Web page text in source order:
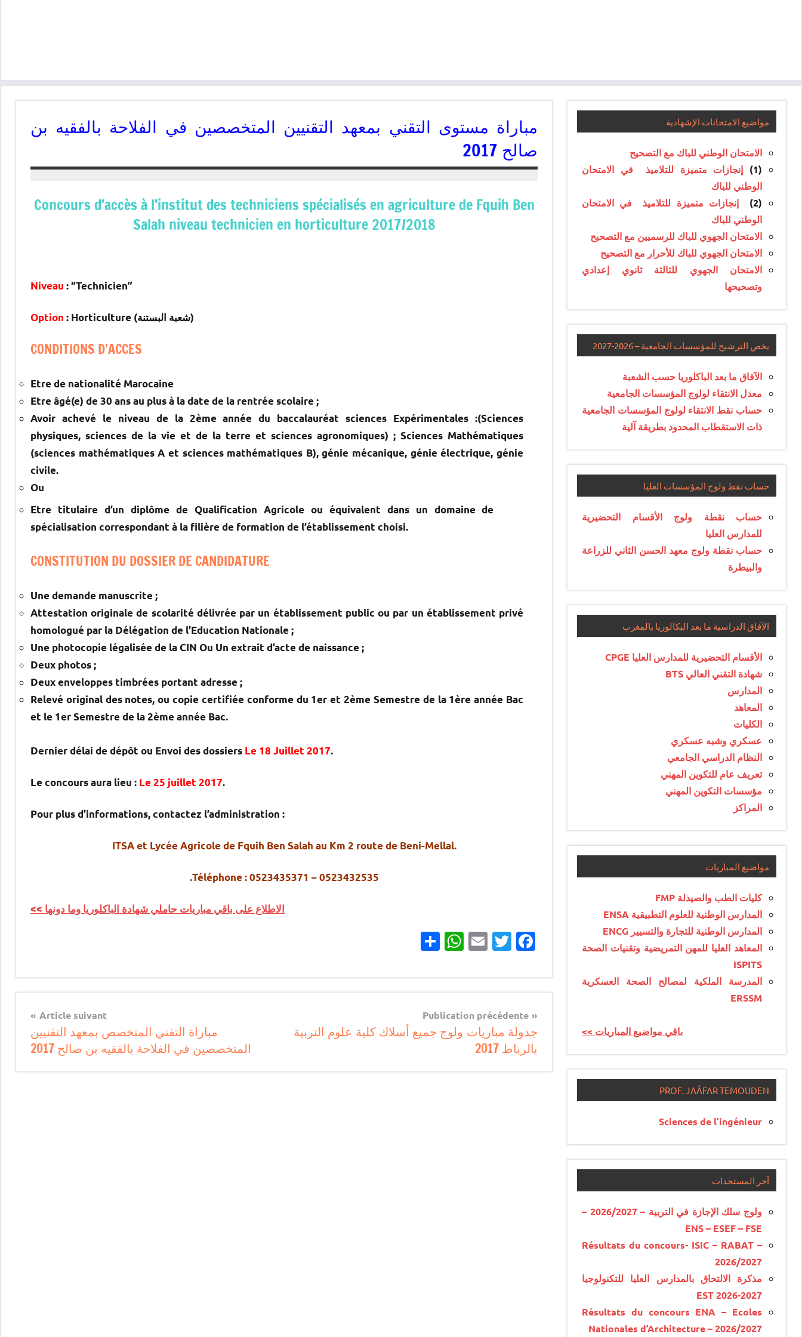
مباراة مستوى التقني بمعهد التقنيين المتخصصين في الفلاحة بالفقيه بن
صالح 2017
Concours d’accès à l’institut des techniciens spécialisés en agriculture de Fquih Ben
Salah niveau technicien en horticulture 2017/2018
Niveau : “Technicien”
Option : Horticulture (شعبة البستنة)
CONDITIONS D’ACCES
Etre de nationalité Marocaine
Etre âgé(e) de 30 ans au plus à la date de la rentrée scolaire ;
Avoir achevé le niveau de la 2ème année du baccalauréat sciences Expérimentales :(Sciences
physiques, sciences de la vie et de la terre et sciences agronomiques) ; Sciences Mathématiques
(sciences mathématiques A et sciences mathématiques B), génie mécanique, génie électrique, génie
civile.
Ou
Etre titulaire d’un diplôme de Qualification Agricole ou équivalent dans un domaine de
spécialisation correspondant à la filière de formation de l’établissement choisi.
CONSTITUTION DU DOSSIER DE CANDIDATURE
Une demande manuscrite ;
Attestation originale de scolarité délivrée par un établissement public ou par un établissement privé
homologué par la Délégation de l’Education Nationale ;
Une photocopie légalisée de la CIN Ou Un extrait d’acte de naissance ;
Deux photos ;
Deux enveloppes timbrées portant adresse ;
Relevé original des notes, ou copie certifiée conforme du 1er et 2ème Semestre de la 1ère année Bac
et le 1er Semestre de la 2ème année Bac.
Dernier délai de dépôt ou Envoi des dossiers Le 18 Juillet 2017.
Le concours aura lieu : Le 25 juillet 2017.
Pour plus d’informations, contactez l’administration :
ITSA et Lycée Agricole de Fquih Ben Salah au Km 2 route de Beni-Mellal.
Téléphone : 0523435371 – 0523432535.
الاطلاع على باقي مباريات حاملي شهادة الباكلوريا وما دونها >>
Facebook
Twitter
Email
WhatsApp
مباريات
بالباك
وما
دونه
Navigation
de
l’article
Publication précédente
جدولة مباريات ولوج جميع أسلاك كلية علوم التربية
بالرباط 2017
Article suivant
مباراة التقني المتخصص بمعهد التقنيين
المتخصصين في الفلاحة بالفقيه بن صالح 2017
مواضيع الامتحانات الإشهادية
الامتحان الوطني للباك مع التصحيح
(1)
إنجازات متميزة للتلاميذ في الامتحان
الوطني للباك
(2)
إنجازات متميزة للتلاميذ في الامتحان
الوطني للباك
الامتحان الجهوي للباك للرسميين مع التصحيح
الامتحان الجهوي للباك للأحرار مع التصحيح
الامتحان الجهوي للثالثة ثانوي إعدادي
وتصحيحها
يخص الترشيح للمؤسسات الجامعية – 2026-2027
الآفاق ما بعد الباكلوريا حسب الشعبة
معدل الانتقاء لولوج المؤسسات الجامعية
حساب نقط الانتقاء لولوج المؤسسات الجامعية
ذات الاستقطاب المحدود بطريقة آلية
حساب نقط ولوج المؤسسات العليا
حساب نقطة ولوج الأقسام التحضيرية
للمدارس العليا
حساب نقطة ولوج معهد الحسن الثاني للزراعة
والبيطرة
الآفاق الدراسية ما بعد البكالوريا بالمغرب
الأقسام التحضيرية للمدارس العليا CPGE
شهادة التقني العالي BTS
المدارس
المعاهد
الكليات
عسكري وشبه عسكري
النظام الدراسي الجامعي
تعريف عام للتكوين المهني
مؤسسات التكوين المهني
المراكز
مواضيع المباريات
كليات الطب والصيدلة FMP
المدارس الوطنية للعلوم التطبيقية ENSA
المدارس الوطنية للتجارة والتسيير ENCG
المعاهد العليا للمهن التمريضية وتقنيات الصحة
ISPITS
المدرسة الملكية لمصالح الصحة العسكرية
ERSSM
<< باقي مواضيع المباريات
PROF. JAÂFAR TEMOUDEN
Sciences de l’ingénieur
آخر المستجدات
ولوج سلك الإجازة في التربية – 2026/2027 –
ENS – ESEF – FSE
Résultats du concours- ISIC – RABAT –
2026/2027
مذكرة الالتحاق بالمدارس العليا للتكنولوجيا
EST 2026-2027
Résultats du concours ENA – Ecoles
Nationales d’Architecture – 2026/2027